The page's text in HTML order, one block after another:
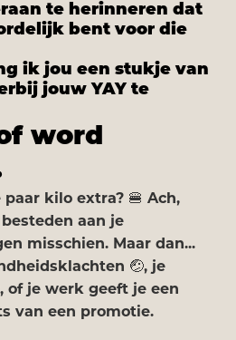
te herinneren dat
bent voor die
ik jou een stukje van
jouw YAY te
word
kilo extra? 🍔 Ach,
aan je
misschien. Maar dan...
🤕, je
, of je werk geeft je een
van een promotie.